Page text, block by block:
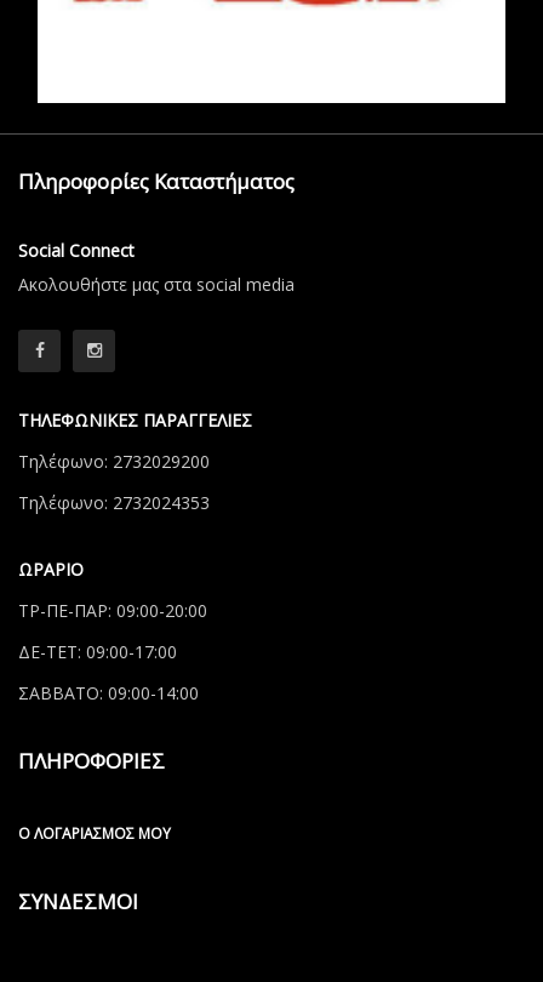
Πληροφορίες Καταστήματος
Social Connect
Aκολουθήστε μας στα social media
ΤΗΛΕΦΩΝΙΚΕΣ ΠΑΡΑΓΓΕΛΙΕΣ
Τηλέφωνο: 2732029200
Τηλέφωνο: 2732024353
ΩΡΑΡΙΟ
ΤΡ-ΠΕ-ΠΑΡ: 09:00-20:00
ΔΕ-ΤΕΤ: 09:00-17:00
ΣΑΒΒΑΤΟ: 09:00-14:00
ΠΛΗΡΟΦΟΡΙΕΣ
Ο ΛΟΓΑΡΙΑΣΜΌΣ ΜΟΥ
ΣΥΝΔΕΣΜΟΙ